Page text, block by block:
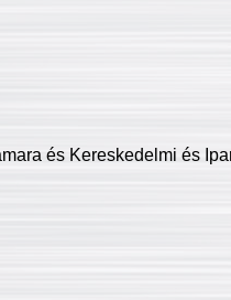
és Kereskedelmi és